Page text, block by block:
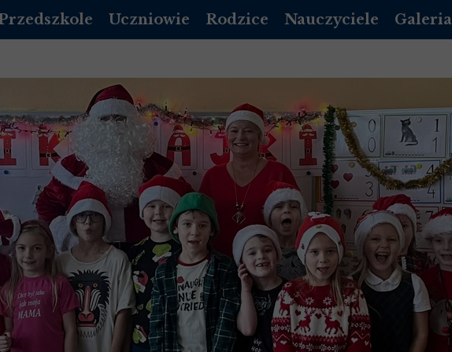
2026/2027
2026/2027
2026/2027
2026/2027
REKRUTACJA PRZEDSZKOLE
ROZKŁAD DNIA
KALENDARZ UROCZYSTOŚCI
DODATKOWE
OPŁATY
STOŁÓWKA-PRZEDSZKOLE
STANDARDY OCHRONY MAŁOLETNICH
Uczniowie
EGZAMINY
MLEGITYMACJA
DZWONKI
STOŁÓWKA
GADZI ZAKĄTEK
Rodzice
KALENDARZ ORGANIZACYJNY
Nauczyciele
POCZTA SŁUŻBOWA
Galeria